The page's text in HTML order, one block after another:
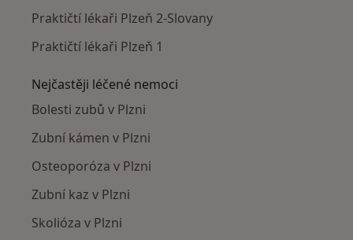
Praktičtí lékaři Plzeň 2-Slovany
Praktičtí lékaři Plzeň 1
Nejčastěji léčené nemoci
Bolesti zubů v Plzni
Zubní kámen v Plzni
Osteoporóza v Plzni
Zubní kaz v Plzni
Skolióza v Plzni